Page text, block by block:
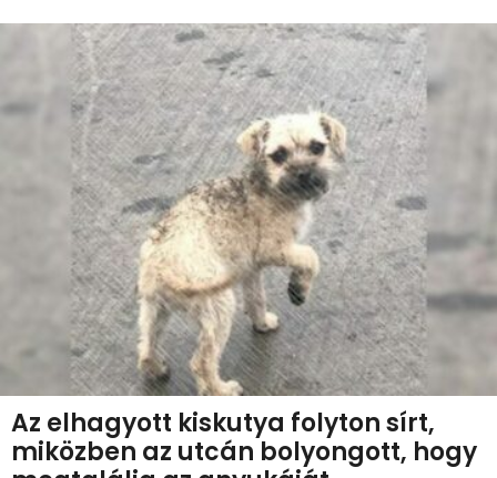
Az elhagyott kiskutya folyton sírt,
miközben az utcán bolyongott, hogy